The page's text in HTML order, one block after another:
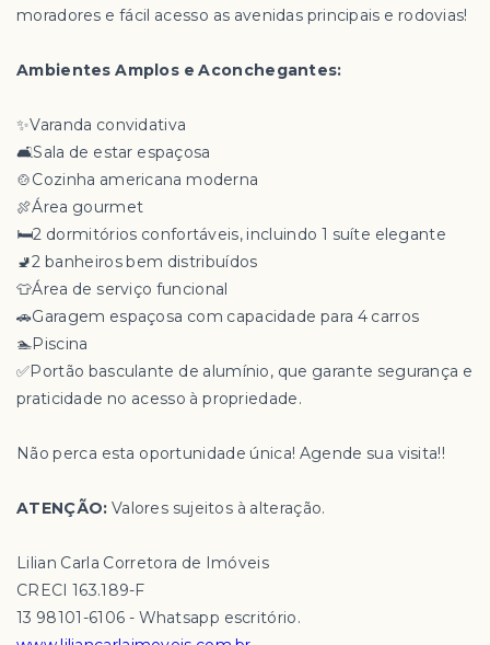
moradores e fácil acesso as avenidas principais e rodovias!
Ambientes Amplos e Aconchegantes:
✨️Varanda convidativa
🛋️Sala de estar espaçosa
🍲Cozinha americana moderna
🍖Área gourmet
🛏️2 dormitórios confortáveis, incluindo 1 suíte elegante
🚽2 banheiros bem distribuídos
👕Área de serviço funcional
🚗Garagem espaçosa com capacidade para 4 carros
🏊Piscina
✅Portão basculante de alumínio, que garante segurança e
praticidade no acesso à propriedade.
Não perca esta oportunidade única! Agende sua visita!!
ATENÇÃO: Valores sujeitos à alteração.
Lilian Carla Corretora de Imóveis
CRECI 163.189-F
13 98101-6106 - Whatsapp escritório.